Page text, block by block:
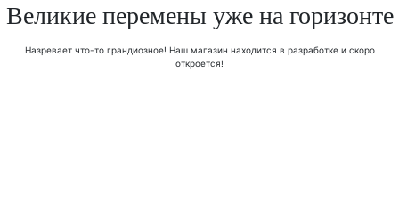
Великие перемены уже на горизонте
Назревает что-то грандиозное! Наш магазин находится в разработке и скоро
откроется!